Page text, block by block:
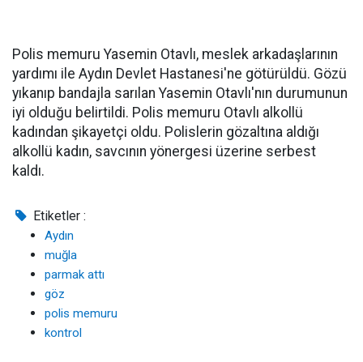
Polis memuru Yasemin Otavlı, meslek arkadaşlarının
yardımı ile Aydın Devlet Hastanesi'ne götürüldü. Gözü
yıkanıp bandajla sarılan Yasemin Otavlı'nın durumunun
iyi olduğu belirtildi. Polis memuru Otavlı alkollü
kadından şikayetçi oldu. Polislerin gözaltına aldığı
alkollü kadın, savcının yönergesi üzerine serbest
kaldı.
Etiketler :
Aydın
muğla
parmak attı
göz
polis memuru
kontrol